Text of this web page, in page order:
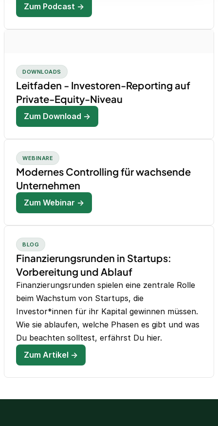
Zum Podcast →
DOWNLOADS
Leitfaden - Investoren-Reporting auf
Private-Equity-Niveau
Zum Download →
WEBINARE
Modernes Controlling für wachsende
Unternehmen
Zum Webinar →
BLOG
Finanzierungsrunden in Startups:
Vorbereitung und Ablauf
Finanzierungsrunden spielen eine zentrale Rolle
beim Wachstum von Startups, die
Investor*innen für ihr Kapital gewinnen müssen.
Wie sie ablaufen, welche Phasen es gibt und was
Du beachten solltest, erfährst Du hier.
Zum Artikel →